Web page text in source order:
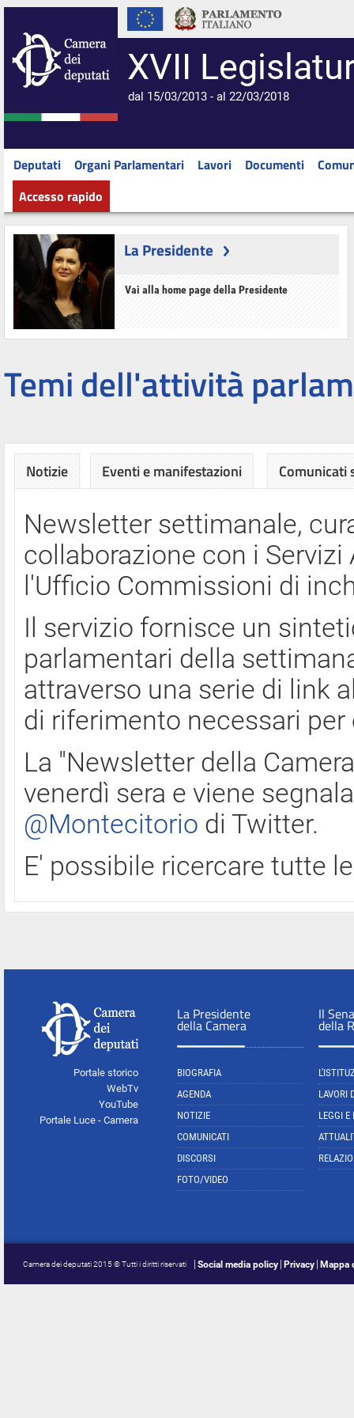
XVII
dal 15/03/2013 - al 22/03/2018
Deputati Organi Parlamentari Lavori Documenti
Accesso rapido
La Presidente
Vai alla home page della Presidente
Temi dell'attività
Notizie Eventi e manifestazioni Comunicati
Newsletter settimanale,
collaborazione con i
l'Ufficio Commissioni di
Il servizio fornisce un
parlamentari della
attraverso una serie di link
di riferimento necessari
La "Newsletter della
venerdì sera e viene
@Montecitorio di Twitter.
E' possibile ricercare tutte
Portale storico
WebTv
YouTube
Portale Luce - Camera
La Presidente
della Camera
BIOGRAFIA
AGENDA
NOTIZIE
COMUNICATI
DISCORSI
FOTO/VIDEO
Il
della
LAVORI
LEGGI E
Camera dei deputati 2015 © Tutti i diritti riservati Social media policy Privacy Mappa